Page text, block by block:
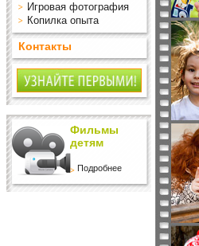
Игровая фотография
Копилка опыта
Контакты
Фильмы
детям
Подробнее